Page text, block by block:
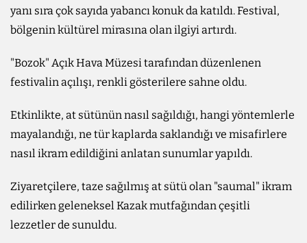
yanı sıra çok sayıda yabancı konuk da katıldı. Festival,
bölgenin kültürel mirasına olan ilgiyi artırdı.
"Bozok" Açık Hava Müzesi tarafından düzenlenen
festivalin açılışı, renkli gösterilere sahne oldu.
Etkinlikte, at sütünün nasıl sağıldığı, hangi yöntemlerle
mayalandığı, ne tür kaplarda saklandığı ve misafirlere
nasıl ikram edildiğini anlatan sunumlar yapıldı.
Ziyaretçilere, taze sağılmış at sütü olan "saumal" ikram
edilirken geleneksel Kazak mutfağından çeşitli
lezzetler de sunuldu.